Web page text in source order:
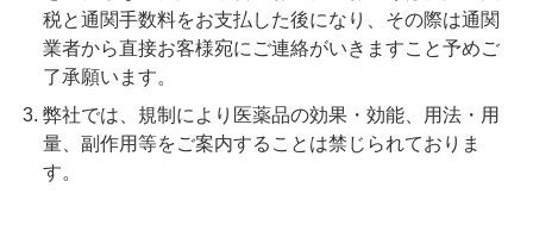
税と通関手数料をお支払した後になり、その際は通関
業者から直接お客様宛にご連絡がいきますこと予めご
了承願います。
弊社では、規制により医薬品の効果・効能、用法・用
量、副作用等をご案内することは禁じられておりま
す。